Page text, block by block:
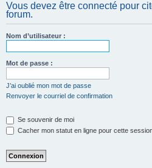
Vous devez être connecté pour
forum.
Nom d’utilisateur :
Mot de passe :
J’ai oublié mon mot de passe
Renvoyer le courriel de confirmation
Se souvenir de moi
Cacher mon statut en ligne pour cette